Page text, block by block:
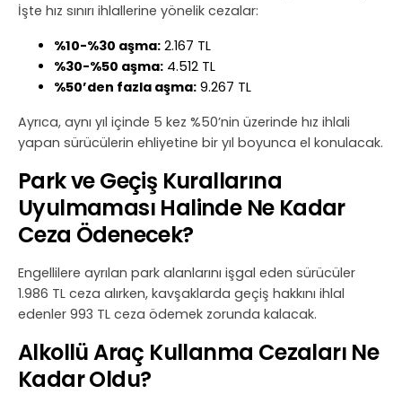
İşte hız sınırı ihlallerine yönelik cezalar:
%10-%30 aşma: 2.167 TL
%30-%50 aşma: 4.512 TL
%50’den fazla aşma: 9.267 TL
Ayrıca, aynı yıl içinde 5 kez %50’nin üzerinde hız ihlali
yapan sürücülerin ehliyetine bir yıl boyunca el konulacak.
Park ve Geçiş Kurallarına
Uyulmaması Halinde Ne Kadar
Ceza Ödenecek?
Engellilere ayrılan park alanlarını işgal eden sürücüler
1.986 TL ceza alırken, kavşaklarda geçiş hakkını ihlal
edenler 993 TL ceza ödemek zorunda kalacak.
Alkollü Araç Kullanma Cezaları Ne
Kadar Oldu?